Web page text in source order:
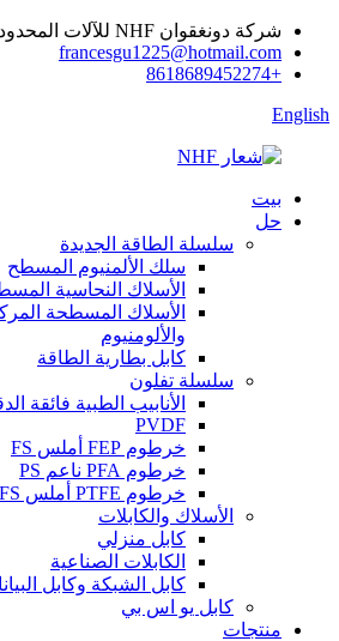
شركة دونغقوان NHF للآلات المحدودة
francesgu1225@hotmail.com
+8618689452274
English
بيت
حل
سلسلة الطاقة الجديدة
سلك الألمنيوم المسطح
الأسلاك النحاسية
الأسلاك المسطحة
والألومنيوم
كابل بطارية الطاقة
سلسلة تفلون
الأنابيب الطبية فائقة
PVDF
خرطوم FEP أملس FS
خرطوم PFA ناعم PS
خرطوم PTFE أملس FS
الأسلاك والكابلات
كابل منزلي
الكابلات الصناعية
كابل الشبكة وكابل
كابل يو اس بي
منتجات